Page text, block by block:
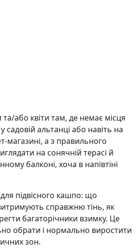
або квіти там, де немає місця
садовій альтанці або навіть на
магазині, а з правильного
на сонячній терасі й
балконі, хоча в напівтіні
підвісного кашпо: що
справжню тінь, як
багаторічники взимку. Це
обрати і нормально виростити
зон.